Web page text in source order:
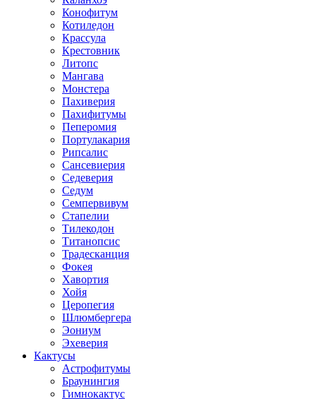
Конофитум
Котиледон
Крассула
Крестовник
Литопс
Мангава
Монстера
Пахиверия
Пахифитумы
Пеперомия
Портулакария
Рипсалис
Сансевиерия
Седеверия
Седум
Семпервивум
Стапелии
Тилекодон
Титанопсис
Традесканция
Фокея
Хавортия
Хойя
Церопегия
Шлюмбергера
Эониум
Эхеверия
Кактусы
Астрофитумы
Браунингия
Гимнокактус